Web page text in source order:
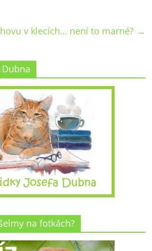
v klecích… není to marné? →
Dubna
na fotkách?